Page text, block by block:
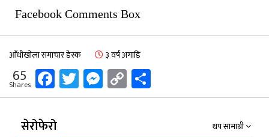
Facebook Comments Box
आँधीखोला समाचार डेस्क ३ वर्ष अगाडि
65
Shares Facebook
Twitter
Messenger
Copy
Link
सेरोफेरो थप सामाग्री